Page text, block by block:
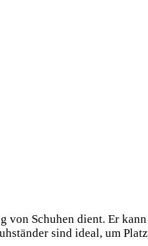
Schuhen dient. Er
sind ideal, um